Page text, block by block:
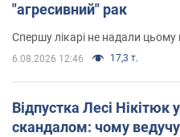
"агресивний" рак
Спершу лікарі не надали цьому
6.08.2026 12:46 17,3 т.
Відпустка Лесі Нікітюк
скандалом: чому